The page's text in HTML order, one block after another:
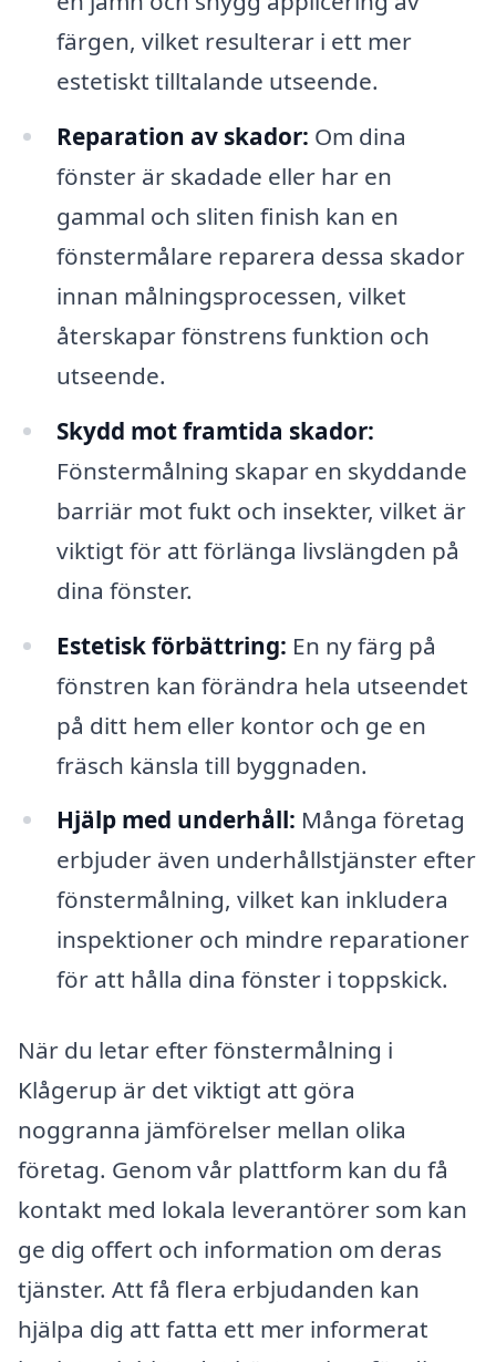
färgen, vilket resulterar i ett mer
estetiskt tilltalande utseende.
Reparation av skador: Om dina
fönster är skadade eller har en
gammal och sliten finish kan en
fönstermålare reparera dessa skador
innan målningsprocessen, vilket
återskapar fönstrens funktion och
utseende.
Skydd mot framtida skador:
Fönstermålning skapar en skyddande
barriär mot fukt och insekter, vilket är
viktigt för att förlänga livslängden på
dina fönster.
Estetisk förbättring: En ny färg på
fönstren kan förändra hela utseendet
på ditt hem eller kontor och ge en
fräsch känsla till byggnaden.
Hjälp med underhåll: Många företag
erbjuder även underhållstjänster efter
fönstermålning, vilket kan inkludera
inspektioner och mindre reparationer
för att hålla dina fönster i toppskick.
När du letar efter fönstermålning i
Klågerup är det viktigt att göra
noggranna jämförelser mellan olika
företag. Genom vår plattform kan du få
kontakt med lokala leverantörer som kan
ge dig offert och information om deras
tjänster. Att få flera erbjudanden kan
hjälpa dig att fatta ett mer informerat